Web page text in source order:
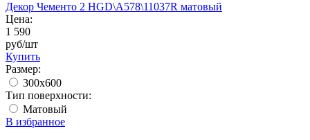
Декор Чементо 2 HGD\A578\11037R матовый
Цена:
1 590
руб/шт
Купить
Размер:
300x600
Тип поверхности:
Матовый
В избранное